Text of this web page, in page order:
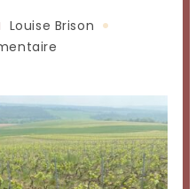
Louise Brison